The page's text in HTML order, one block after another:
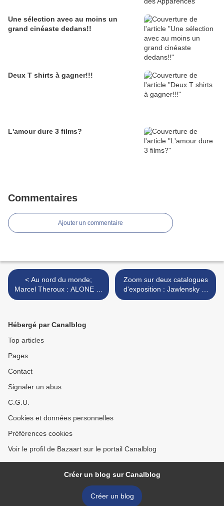
Une sélection avec au moins un
grand cinéaste dedans!!
Deux T shirts à gagner!!!
L'amour dure 3 films?
Commentaires
Ajouter un commentaire
< Au nord du monde;
Marcel Theroux : ALONE IN
LE GRAND NORD
Zoom sur deux catalogues
d'exposition : Jawlensky et
la musique grecque ! >
Hébergé par Canalblog
Top articles
Pages
Contact
Signaler un abus
C.G.U.
Cookies et données personnelles
Préférences cookies
Voir le profil de Bazaart sur le portail Canalblog
Créer un blog sur Canalblog
Créer un blog